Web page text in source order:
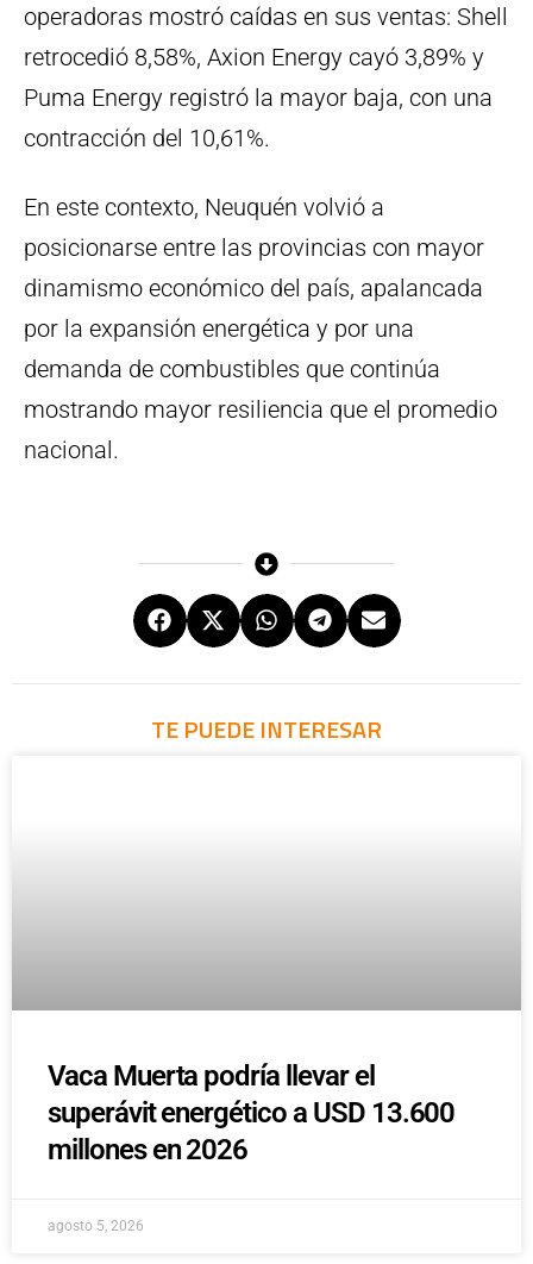
operadoras mostró caídas en sus ventas: Shell
retrocedió 8,58%, Axion Energy cayó 3,89% y
Puma Energy registró la mayor baja, con una
contracción del 10,61%.
En este contexto, Neuquén volvió a
posicionarse entre las provincias con mayor
dinamismo económico del país, apalancada
por la expansión energética y por una
demanda de combustibles que continúa
mostrando mayor resiliencia que el promedio
nacional.
TE PUEDE INTERESAR
Vaca Muerta podría llevar el
superávit energético a USD 13.600
millones en 2026
agosto 5, 2026